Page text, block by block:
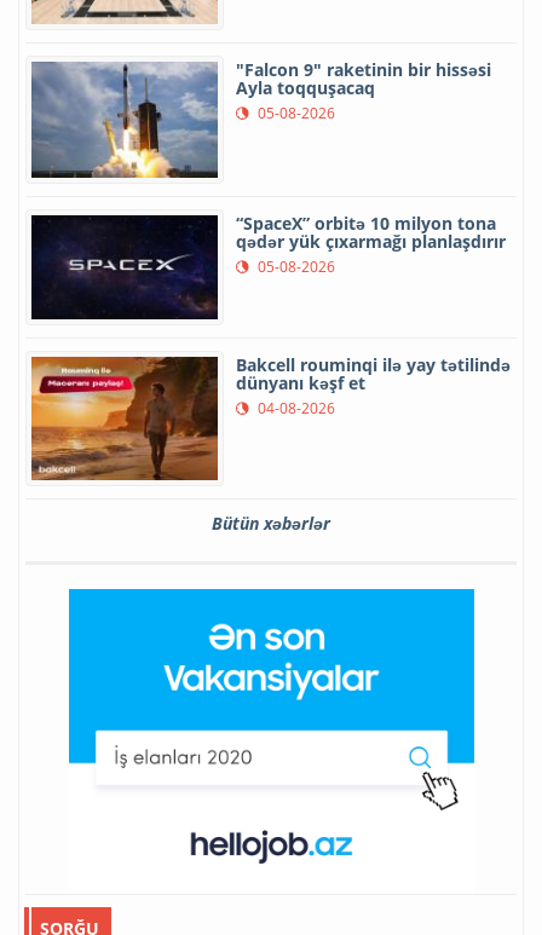
"Falcon 9" raketinin bir hissəsi
Ayla toqquşacaq
05-08-2026
“SpaceX” orbitə 10 milyon tona
qədər yük çıxarmağı planlaşdırır
05-08-2026
Bakcell rouminqi ilə yay tətilində
dünyanı kəşf et
04-08-2026
Bütün xəbərlər
SORĞU